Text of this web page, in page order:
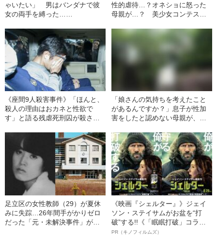
ゃいたい」 男はバンダナで彼
女の両手を縛った……
性的虐待…？オネショに怒った
母親が…？ 美少女コンテスト
疑われたワケ
《座間9人殺害事件》「ほんと、
殺人の理由はおカネと性欲で
す」と語る残虐死刑囚が殺さな
「娘さんの気持ちを考えたこと
があるんですか？」息子が性加
害をしたと認めない母親が、逆
手すぎる一言”とは
足立区の女性教師（29）が夏休
みに失踪…26年間手がかりゼロ
だった「元・未解決事件」が動
《映画『シェルター』》ジェイ
ソン・ステイサムがお盆を“打
破”する!!《「眠眠打破」コラ
ボ》
PR（キノフィルムズ）